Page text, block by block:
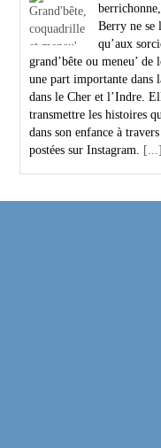
Berry ne se
qu’aux
grand’bête ou meneu’ de
une part importante dans
dans le Cher et l’Indre.
transmettre les histoires
dans son enfance à
postées sur Instagram.
[...]